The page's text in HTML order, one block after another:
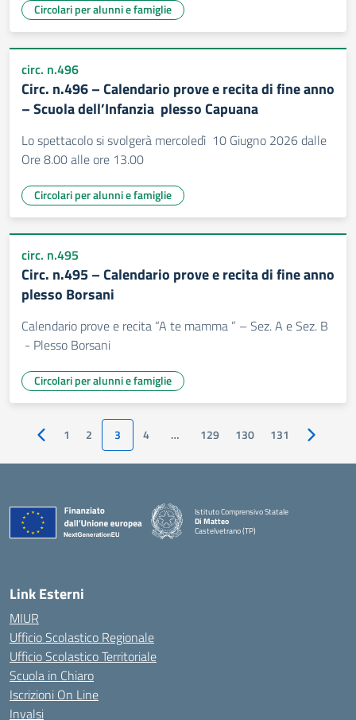
Circolari per alunni e famiglie
circ. n.496
Circ. n.496 – Calendario prove e recita di fine anno
– Scuola dell’Infanzia plesso Capuana
Lo spettacolo si svolgerà mercoledì 10 Giugno 2026 dalle
Ore 8.00 alle ore 13.00
Circolari per alunni e famiglie
circ. n.495
Circ. n.495 – Calendario prove e recita di fine anno
plesso Borsani
Calendario prove e recita “A te mamma ” – Sez. A e Sez. B
- Plesso Borsani
Circolari per alunni e famiglie
Pagina precedente
1 2 3 4 … 129 130 131 Pagina
Istituto Comprensivo Statale
Di Matteo
Castelvetrano (TP)
Link Esterni
MIUR
Ufficio Scolastico Regionale
Ufficio Scolastico Territoriale
Scuola in Chiaro
Iscrizioni On Line
Invalsi